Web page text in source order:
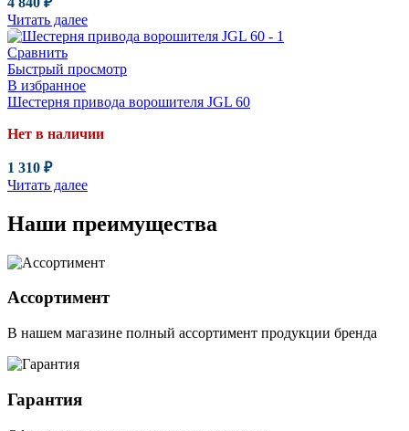
Читать далее
Сравнить
Быстрый просмотр
В избранное
Шестерня привода ворошителя JGL 60
Нет в наличии
1 310 ₽
Читать далее
Наши преимущества
Ассортимент
В нашем магазине полный ассортимент продукции бренда
Гарантия